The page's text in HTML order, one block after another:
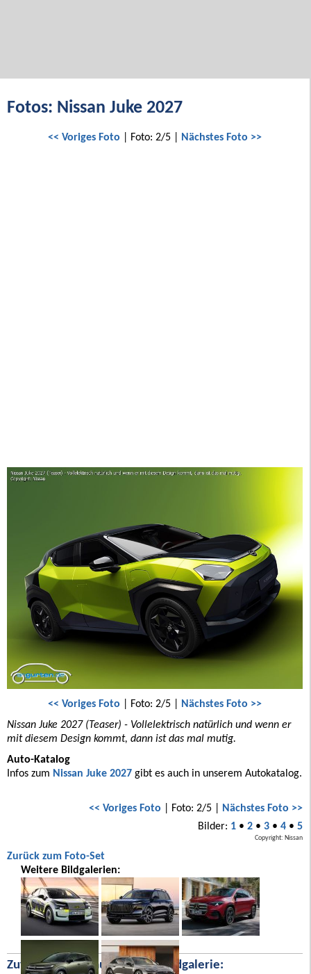
Fotos: Nissan Juke 2027
<< Voriges Foto | Foto: 2/5 | Nächstes Foto >>
<< Voriges Foto | Foto: 2/5 | Nächstes Foto >>
Nissan Juke 2027 (Teaser) - Vollelektrisch natürlich und wenn er
mit diesem Design kommt, dann ist das mal mutig.
Auto-Katalog
Infos zum Nissan Juke 2027 gibt es auch in unserem Autokatalog.
<< Voriges Foto | Foto: 2/5 | Nächstes Foto >>
Bilder: 1• 2• 3• 4• 5
Copyright: Nissan
Zurück zum Foto-Set
Weitere Bildgalerien:
Zufällige Bilder aus unserer Bildgalerie: